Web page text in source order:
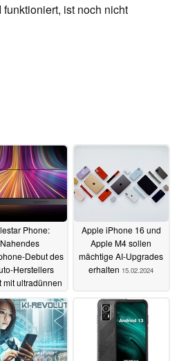
ist noch nicht
Phone:
Nahendes
Debut des
Herstellers
mit ultradünnen
15.02.2024
Apple iPhone 16 und
Apple M4 sollen
mächtige AI-Upgrades
erhalten 15.02.2024